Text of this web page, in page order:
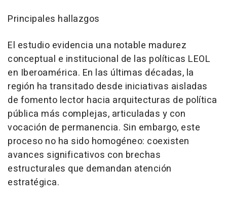
Principales hallazgos
El estudio evidencia una notable madurez
conceptual e institucional de las políticas LEOL
en Iberoamérica. En las últimas décadas, la
región ha transitado desde iniciativas aisladas
de fomento lector hacia arquitecturas de política
pública más complejas, articuladas y con
vocación de permanencia. Sin embargo, este
proceso no ha sido homogéneo: coexisten
avances significativos con brechas
estructurales que demandan atención
estratégica.